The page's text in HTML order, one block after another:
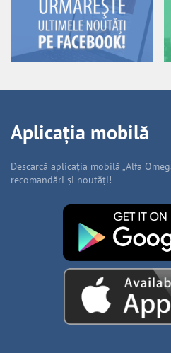
Aplicația mobilă
Descarcă aplicația mobilă „Alfa
recomandări și noutăți!